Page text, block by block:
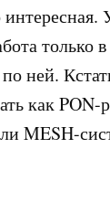
только
ней.
как PON-
MESH-